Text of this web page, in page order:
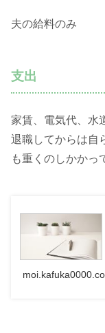
夫の給料のみ
支出
家賃、電気代、水
退職してからは自
も重くのしかかっ